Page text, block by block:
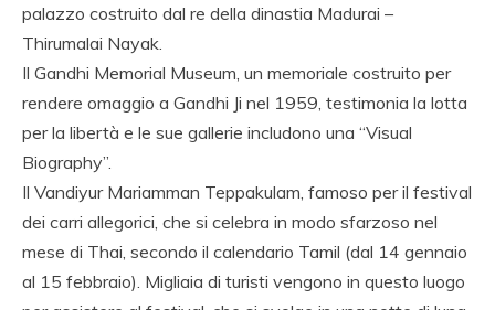
palazzo costruito dal re della dinastia Madurai –
Thirumalai Nayak.
Il Gandhi Memorial Museum, un memoriale costruito per
rendere omaggio a Gandhi Ji nel 1959, testimonia la lotta
per la libertà e le sue gallerie includono una “Visual
Biography”.
Il Vandiyur Mariamman Teppakulam, famoso per il festival
dei carri allegorici, che si celebra in modo sfarzoso nel
mese di Thai, secondo il calendario Tamil (dal 14 gennaio
al 15 febbraio). Migliaia di turisti vengono in questo luogo